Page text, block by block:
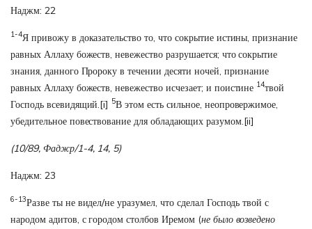
Наджм: 22
1-4Я привожу в доказательство то, что сокрытие истины, признание
равных Аллаху божеств, невежество разрушается; что сокрытие
знания, данного Пророку в течении десяти ночей, признание
равных Аллаху божеств, невежество исчезает; и поистине 14твой
Господь всевидящий.[i] 5В этом есть сильное, неопровержимое,
убедительное повествование для обладающих разумом.[ii]
(10/89, Фаджр/1-4, 14, 5)
Наджм: 23
6-13Разве ты не видел/не уразумел, что сделал Господь твой с
народом адитов, с городом столбов Иремом (не было возведено